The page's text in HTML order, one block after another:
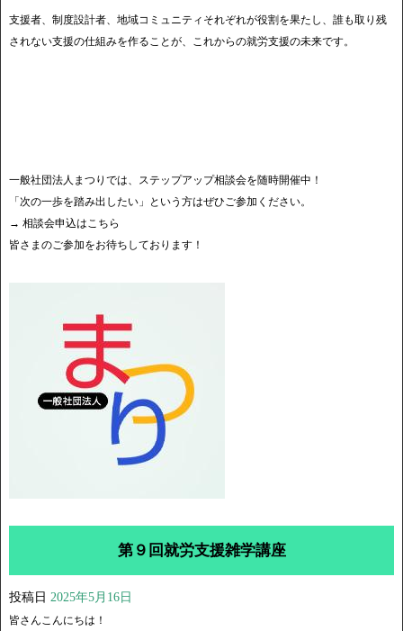
支援者、制度設計者、地域コミュニティそれぞれが役割を果たし、誰も取り残
されない支援の仕組みを作ることが、これからの就労支援の未来です。
一般社団法人まつりでは、ステップアップ相談会を随時開催中！
「次の一歩を踏み出したい」という方はぜひご参加ください。
→ 相談会申込はこちら
皆さまのご参加をお待ちしております！
第９回就労支援雑学講座
投稿日 2025年5月16日
皆さんこんにちは！